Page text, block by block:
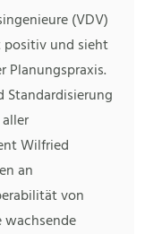
(VDV)
positiv und sieht
Planungspraxis.
Standardisierung
Wilfried
an
von